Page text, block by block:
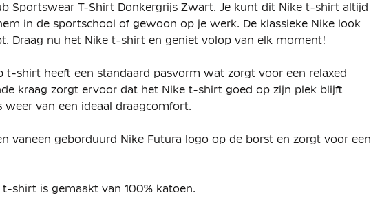
Sportswear T-Shirt Donkergrijs Zwart. Je kunt dit Nike t-shirt altijd
in de sportschool of gewoon op je werk. De klassieke Nike look
Draag nu het Nike t-shirt en geniet volop van elk moment!
t-shirt heeft een standaard pasvorm wat zorgt voor een relaxed
kraag zorgt ervoor dat het Nike t-shirt goed op zijn plek blijft
weer van een ideaal draagcomfort.
vaneen geborduurd Nike Futura logo op de borst en zorgt voor een
shirt is gemaakt van 100% katoen.